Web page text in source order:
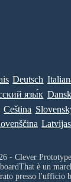
Deutsch
язы́к Dansk
Ceština
Latvijas
- Clever
è un
presso l'ufficio